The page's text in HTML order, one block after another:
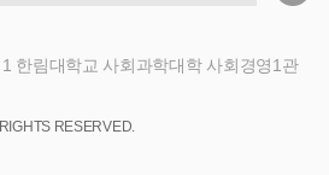
한림대학교 사회과학대학 사회경영1관
RESERVED.